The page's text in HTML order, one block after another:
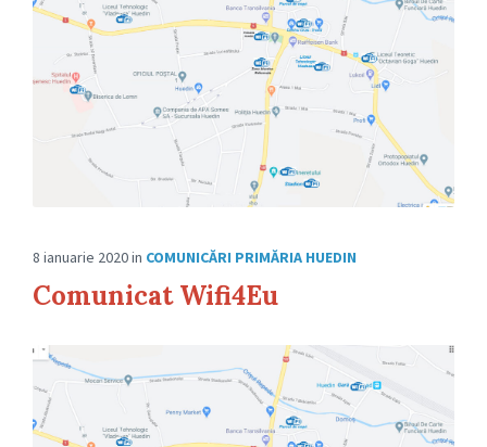
8 ianuarie 2020in COMUNICĂRI PRIMĂRIA HUEDIN
Comunicat Wifi4Eu